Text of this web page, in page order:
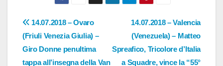
Navigazione
articoli
14.07.2018 – Valencia
(Venezuela) – Matteo
Spreafico, Tricolore d’Italia
a Squadre, vince la “55°
14.07.2018 – Ovaro
(Friuli Venezia Giulia) –
Giro Donne penultima
tappa all’insegna della Van